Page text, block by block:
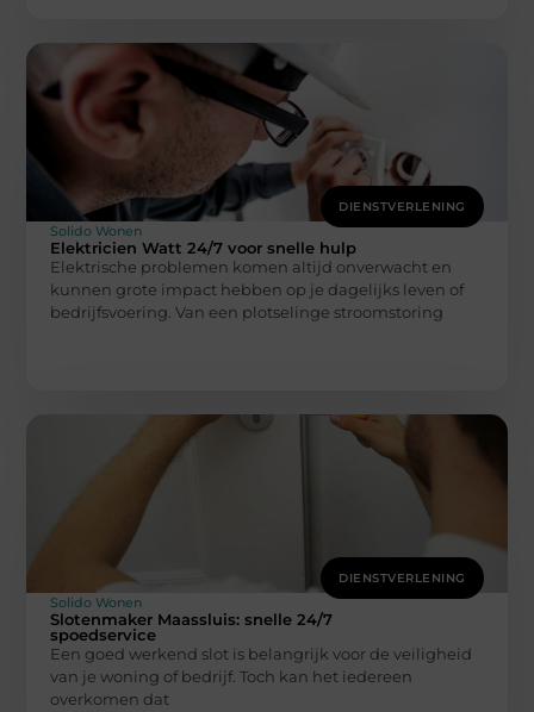
DIENSTVERLENING
Solido Wonen
Elektricien Watt 24/7 voor snelle hulp
Elektrische problemen komen altijd onverwacht en
kunnen grote impact hebben op je dagelijks leven of
bedrijfsvoering. Van een plotselinge stroomstoring
DIENSTVERLENING
Solido Wonen
Slotenmaker Maassluis: snelle 24/7
spoedservice
Een goed werkend slot is belangrijk voor de veiligheid
van je woning of bedrijf. Toch kan het iedereen
overkomen dat